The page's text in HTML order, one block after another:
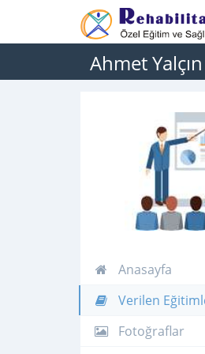
Ahmet
Anasayfa
Verilen
Fotoğraflar